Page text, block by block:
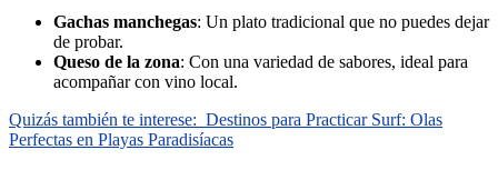
Gachas manchegas: Un plato tradicional que no puedes dejar
de probar.
Queso de la zona: Con una variedad de sabores, ideal para
acompañar con vino local.
Quizás también te interese: Destinos para Practicar Surf: Olas
Perfectas en Playas Paradisíacas